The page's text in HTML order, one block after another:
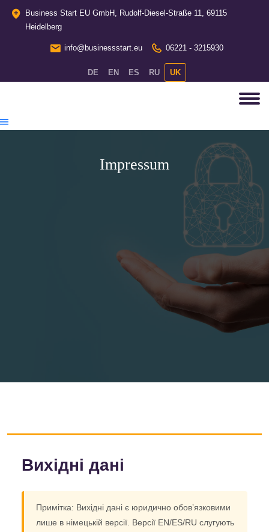
Business Start EU GmbH, Rudolf-Diesel-Straße 11, 69115
Heidelberg
info@businessstart.eu 06221 - 3215930
DE EN ES RU UK
Impressum
Вихідні дані
Примітка: Вихідні дані є юридично обовʼязковими
лише в німецькій версії. Версії EN/ES/RU слугують